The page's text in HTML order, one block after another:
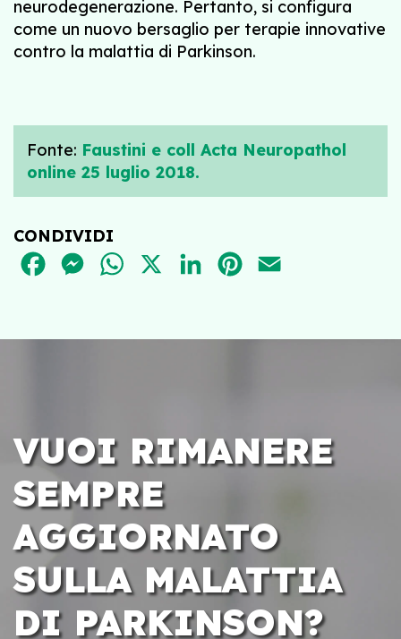
neurodegenerazione. Pertanto, si configura
come un nuovo bersaglio per terapie innovative
contro la malattia di Parkinson.
Fonte: Faustini e coll Acta Neuropathol
online 25 luglio 2018.
CONDIVIDI
FACEBOOKMESSENGER
WHATSAPPLINKEDINPINTEREST
VUOI RIMANERE
SEMPRE
AGGIORNATO
SULLA MALATTIA
DI PARKINSON?